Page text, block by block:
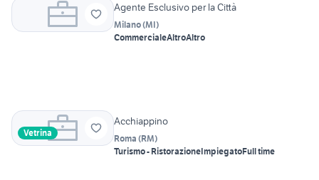
Agente Esclusivo per la Città
Milano(MI)
CommercialeAltroAltro
Vetrina
Acchiappino
Roma (RM)
Turismo - RistorazioneImpiegatoFull time